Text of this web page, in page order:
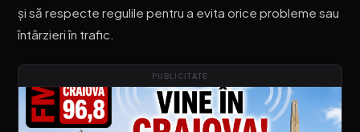
și să respecte regulile pentru a evita orice probleme sau
întârzieri în trafic.
PUBLICITATE